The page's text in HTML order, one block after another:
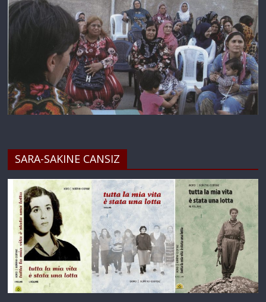
SARA-SAKINE CANSIZ